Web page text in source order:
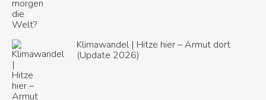
Klimawandel | Hitze hier – Armut dort
(Update 2026)